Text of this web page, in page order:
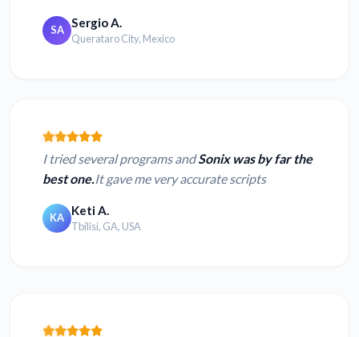
SA Sergio A.
Querataro City, Mexico
I tried several programs andSonix was by far the
best one.It gave me very accurate scripts
KA Keti A.
Tbilisi, GA, USA